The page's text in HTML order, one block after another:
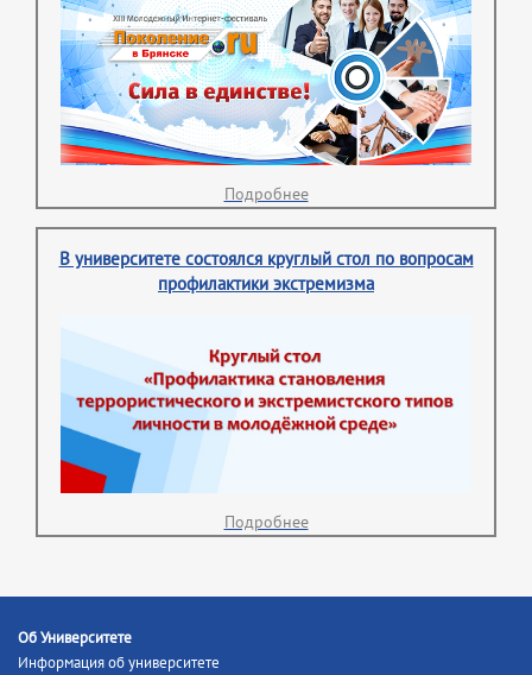
Подробнее
В университете состоялся круглый стол по вопросам
профилактики экстремизма
Подробнее
Об Университете
Информация об университете